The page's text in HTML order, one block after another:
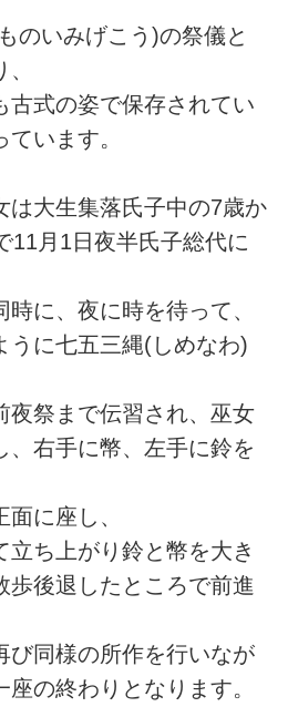
のいみげこう)の祭儀と
古式の姿で保存されてい
います。
は大生集落氏子中の7歳か
11月1日夜半氏子総代に
時に、夜に時を待って、
うに七五三縄(しめなわ)
夜祭まで伝習され、巫女
、右手に幣、左手に鈴を
に座し、
立ち上がり鈴と幣を大き
歩後退したところで前進
び同様の所作を行いなが
の終わりとなります。